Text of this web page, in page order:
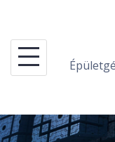
content